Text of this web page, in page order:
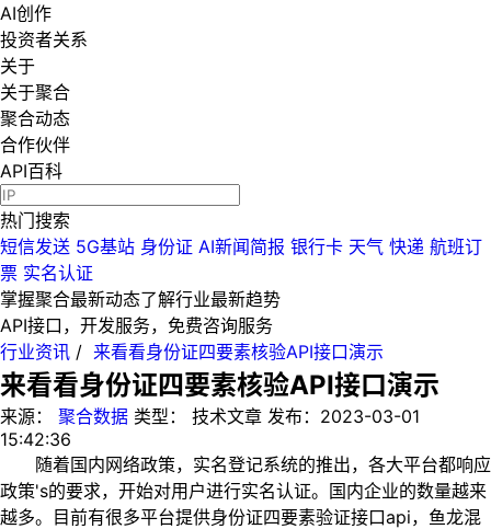
AI创作
投资者关系
关于
关于聚合
聚合动态
合作伙伴
API百科
热门搜索
短信发送 5G基站 身份证 AI新闻简报 银行卡 天气 快递 航班订
票 实名认证
掌握聚合最新动态了解行业最新趋势
API接口，开发服务，免费咨询服务
行业资讯 / 来看看身份证四要素核验API接口演示
来看看身份证四要素核验API接口演示
来源： 聚合数据 类型： 技术文章 发布： 2023-03-01
15:42:36
随着国内网络政策，实名登记系统的推出，各大平台都响应
政策's的要求，开始对用户进行实名认证。国内企业的数量越来
越多。目前有很多平台提供身份证四要素验证接口api，鱼龙混